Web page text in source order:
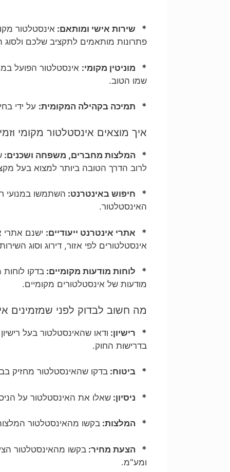
* שירות אישי ומותאם: אינסטלטור
פתרונות מותאמים לתקציב שלכם
* מוניטין מקומי: אינסטלטור הפועל
שמו הטוב.
* תמיכה בקהילה המקומית: על ידי
איך מוצאים אינסטלטור מקומי
* המלצות מחברים, משפחה ושכנים:
לרוב הדרך הטובה ביותר למצוא בעל
* חיפוש באינטרנט: השתמשו במנועי
האינסטלטור.
* אתרי אינטרנט ייעודיים: ישנם אתרי
אינסטלטורים לפי אזור, דירוג וסוג
* לוחות מודעות מקומיים: בדקו
מודעות של אינסטלטורים מקומיים.
מה חשוב לבדוק לפני שמזמינים
* רישיון: ודאו שהאינסטלטור בעל
בדרישות החוק.
* ביטוח: בדקו שהאינסטלטור מחזיק
* ניסיון: שאלו את האינסטלטור על
* המלצות: בקשו מהאינסטלטור
* הצעת מחיר: בקשו מהאינסטלטור
ומע"מ.